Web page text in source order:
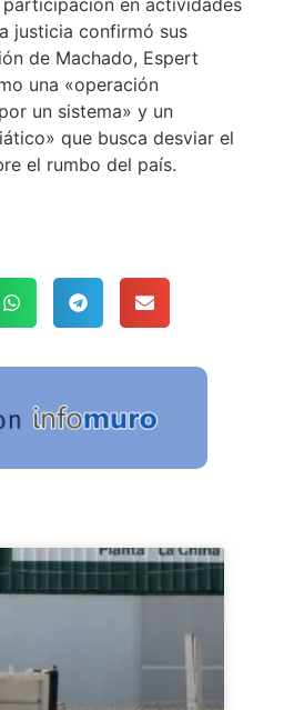
justicia confirmó sus
de Machado, Espert
una «operación
un sistema» y un
que busca desviar el
el rumbo del país.